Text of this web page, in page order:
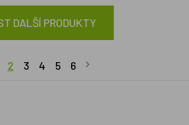
DALŠÍ PRODUKTY
2 3 4 5 6